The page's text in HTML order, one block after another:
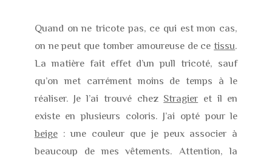
Quand on ne tricote pas, ce qui est mon cas,
on ne peut que tomber amoureuse de ce tissu.
La matière fait effet d’un pull tricoté, sauf
qu’on met carrément moins de temps à le
réaliser. Je l’ai trouvé chez Stragier et il en
existe en plusieurs coloris. J’ai opté pour le
beige: une couleur que je peux associer à
beaucoup de mes vêtements. Attention, la